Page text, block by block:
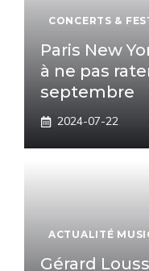
CONCERTS &
Paris New
à ne pas
septembre
2024-07-22
ACTUALITÉ
Gérard